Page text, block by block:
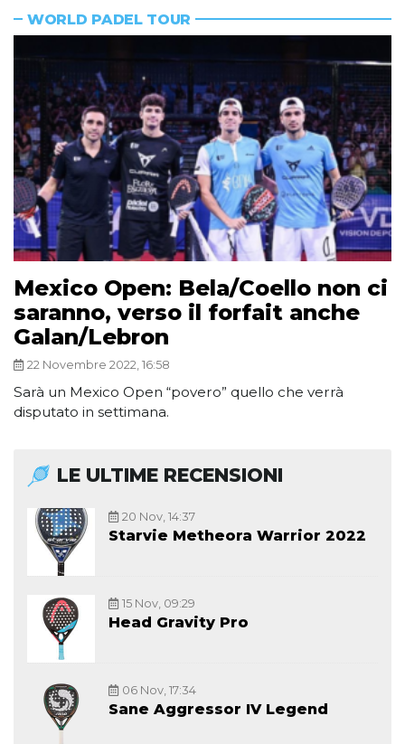
WORLD PADEL TOUR
Mexico Open: Bela/Coello non ci
saranno, verso il forfait anche
Galan/Lebron
22 Novembre 2022, 16:58
Sarà un Mexico Open “povero” quello che verrà
disputato in settimana.
LE ULTIME RECENSIONI
20 Nov, 14:37
Starvie Metheora Warrior 2022
15 Nov, 09:29
Head Gravity Pro
06 Nov, 17:34
Sane Aggressor IV Legend